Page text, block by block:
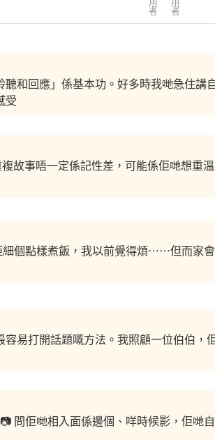
和回應」係基本功。好多時我哋急住講
受
故事唔一定係記性差，可能係佢哋想重
細個點樣煮飯，我以前覺得煩⋯⋯但而家
容易打開話題嘅方法。我照顧一位伯伯，
問佢哋相入面係邊個、咩時候影，佢哋